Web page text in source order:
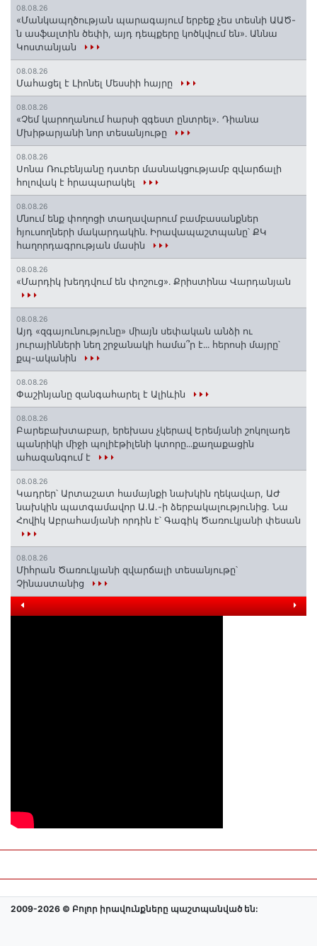
08.08.26
«Մանկապղծության պարագայում երբեք չես տեսնի ԱԱԾ-
ն ասֆալտին ծեփի, այդ դեպքերը կոծկվում են»․ Աննա
Կոստանյան
08.08.26
Մահացել է Լիոնել Մեսսիի հայրը
08.08.26
«Չեմ կարողանում հարսի զգեստ ընտրել». Դիանա
Մխիթարյանի նոր տեսանյութը
08.08.26
Սոնա Ռուբենյանը դստեր մասնակցությամբ զվարճալի
հոլովակ է հրապարակել
08.08.26
Մնում ենք փողոցի տաղավարում բամբասանքներ
հյուսողների մակարդակին․ Իրավապաշտպանը՝ ՔԿ
հաղորդագրության մասին
08.08.26
«Մարդիկ խեղդվում են փոշուց»․ Քրիստինա Վարդանյան
08.08.26
Այդ «զգայունությունը» միայն սեփական անձի ու
յուրայինների նեղ շրջանակի համա՞ր է․․․ հերոսի մայրը՝
քպ-ականին
08.08.26
Փաշինյանը զանգահարել է Ալիևին
08.08.26
Բարեբախտաբար, երեխաս չկերավ Երեմյանի շոկոլադե
պանրիկի միջի պոլիէթիլենի կտորը․․․քաղաքացին
ահազանգում է
08.08.26
Կադրեր՝ Արտաշատ համայնքի նախկին ղեկավար, ԱԺ
նախկին պատգամավոր Ա.Ա.-ի ձերբակալությունից. Նա
Հովիկ Աբրահամյանի որդին է՝ Գագիկ Ծառուկյանի փեսան
08.08.26
Միհրան Ծառուկյանի զվարճալի տեսանյութը՝
Չինաստանից
2009-2026 © Բոլոր իրավունքները պաշտպանված են: